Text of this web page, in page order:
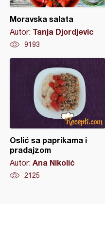
Moravska salata
Autor: Tanja Djordjevic
9193
Oslić sa paprikama i
pradajzom
Autor: Ana Nikolić
2125